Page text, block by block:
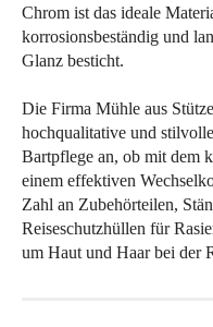
Chrom ist das ideale
korrosionsbeständig und
Glanz besticht.
Die Firma Mühle aus
hochqualitative und
Bartpflege an, ob mit dem
einem effektiven
Zahl an Zubehörteilen,
Reiseschutzhüllen für
um Haut und Haar bei der